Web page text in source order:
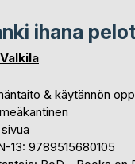
ihana
& käytännön
13: 9789515680105